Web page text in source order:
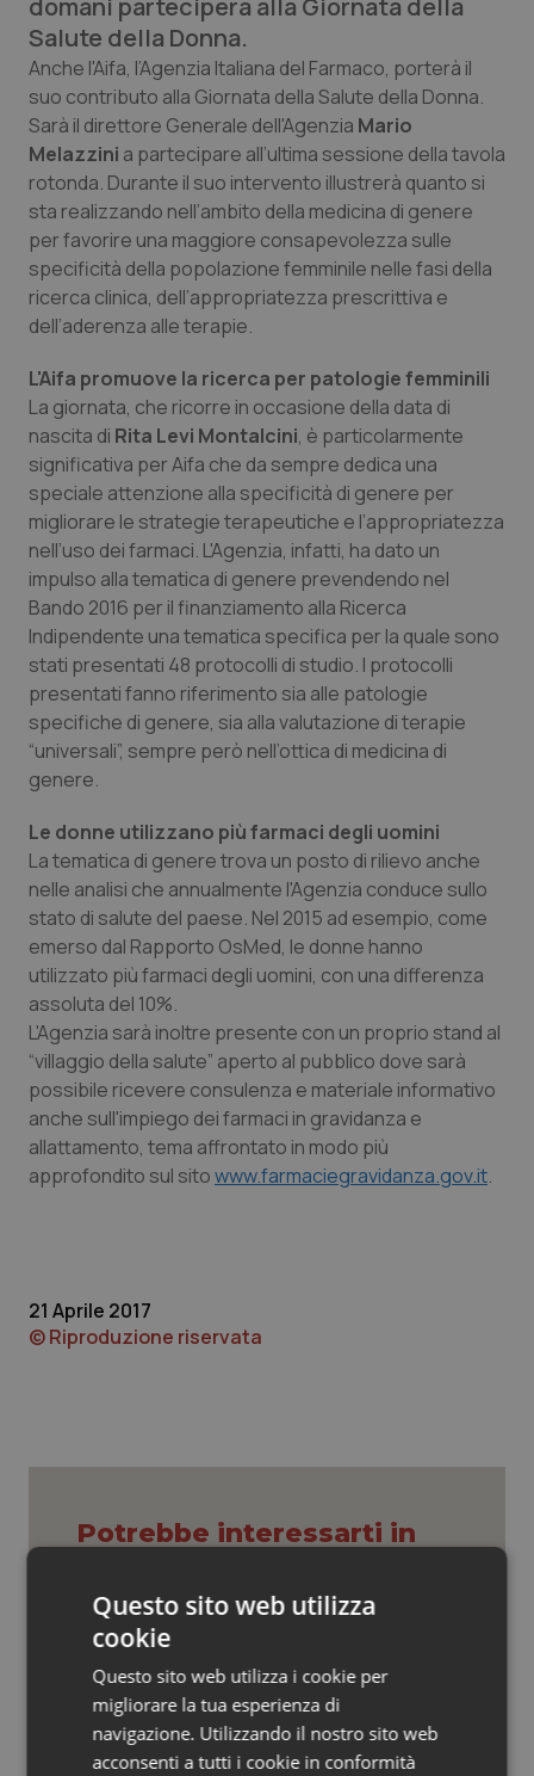
Abruzzo
Basilicata
Calabria
Campania
Emilia-Romagna
Friuli Venezia Giulia
Lazio
Liguria
Lombardia
Marche
Molise
Piemonte
Provincia Autonoma di Trento
Puglia
Sardegna
Sicilia
Toscana
Umbria
Veneto
QS Pro Gold
Artrite & artrosi
Asma & BPCO
Car-T
Colesterolo & coronaropatie
Dermatite Atopica
Diabete & glucometri
Disturbi dell’umore
Dolore
Donna & Salute
Epatiti
HIV
Ipertensione & Scompenso
Malattie rare
Malattia di Crohn & Rettocolite Ulcerosa
Neuroscienze & patologie neurodegenerative
Obesità
Oftalmologia
Oncoematologia
Quotidiano Chirurgia
Quotidiano Oncologia
Quotidiano Pediatria
Rene & patologie urogenitali
QS Club Newsletter
domani parteciperà alla Giornata della
Salute della Donna.
Anche l'Aifa, l’Agenzia Italiana del Farmaco, porterà il
suo contributo alla Giornata della Salute della Donna.
Sarà il direttore Generale dell'Agenzia Mario
Melazzini a partecipare all’ultima sessione della tavola
rotonda. Durante il suo intervento illustrerà quanto si
sta realizzando nell’ambito della medicina di genere
per favorire una maggiore consapevolezza sulle
specificità della popolazione femminile nelle fasi della
ricerca clinica, dell’appropriatezza prescrittiva e
dell’aderenza alle terapie.
L'Aifa promuove la ricerca per patologie femminili
La giornata, che ricorre in occasione della data di
nascita di Rita Levi Montalcini, è particolarmente
significativa per Aifa che da sempre dedica una
speciale attenzione alla specificità di genere per
migliorare le strategie terapeutiche e l’appropriatezza
nell’uso dei farmaci. L'Agenzia, infatti, ha dato un
impulso alla tematica di genere prevendendo nel
Bando 2016 per il finanziamento alla Ricerca
Indipendente una tematica specifica per la quale sono
stati presentati 48 protocolli di studio. I protocolli
presentati fanno riferimento sia alle patologie
specifiche di genere, sia alla valutazione di terapie
“universali”, sempre però nell’ottica di medicina di
genere.
Le donne utilizzano più farmaci degli uomini
La tematica di genere trova un posto di rilievo anche
nelle analisi che annualmente l'Agenzia conduce sullo
stato di salute del paese. Nel 2015 ad esempio, come
emerso dal Rapporto OsMed, le donne hanno
utilizzato più farmaci degli uomini, con una differenza
assoluta del 10%.
L'Agenzia sarà inoltre presente con un proprio stand al
“villaggio della salute” aperto al pubblico dove sarà
possibile ricevere consulenza e materiale informativo
anche sull'impiego dei farmaci in gravidanza e
allattamento, tema affrontato in modo più
approfondito sul sitowww.farmaciegravidanza.gov.it.
21 Aprile 2017
© Riproduzione riservata
Potrebbe interessarti in
Ebola in Congo. Oms e Africa Cdc:
“Epidemia più veloce della risposta”.
Quasi 4mila casi e 1.801 morti
West Nile. D’Alterio (Rete IZS):
Questo sito web utilizza
cookie
Questo sito web utilizza i cookie per
migliorare la tua esperienza di
navigazione. Utilizzando il nostro sito web
acconsenti a tutti i cookie in conformità